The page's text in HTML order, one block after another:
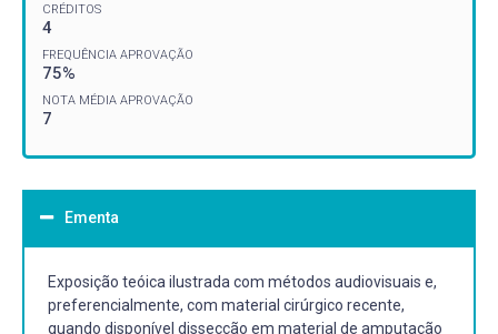
CRÉDITOS
4
FREQUÊNCIA APROVAÇÃO
75%
NOTA MÉDIA APROVAÇÃO
7
Ementa
Exposição teóica ilustrada com métodos audiovisuais e,
preferencialmente, com material cirúrgico recente,
quando disponível dissecção em material de amputação